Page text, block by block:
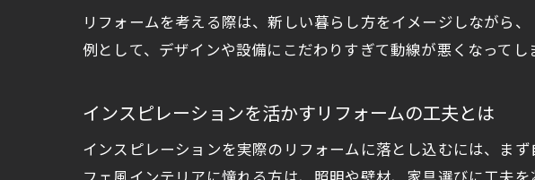
家族の希
今注目のリフ
リフォームを考える際は、新しい暮らし方をイメージしながら
例として、デザインや設備にこだわりすぎて動線が悪くなって
インスピレーションを活かすリフォームの工夫とは
インスピレーションを実際のリフォームに落とし込むには、ま